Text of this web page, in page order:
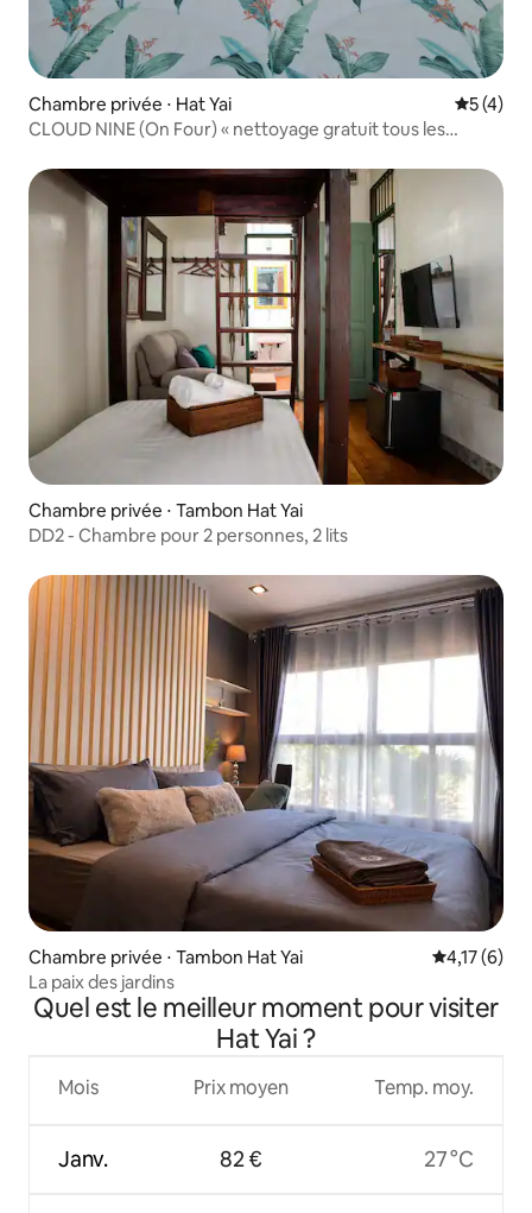
Chambre privée ⋅ Hat Yai
5 (4)
CLOUD NINE (On Four) « nettoyage gratuit tous les
Chambre privée ⋅ Tambon Hat Yai
DD2 - Chambre pour 2 personnes, 2 lits
Chambre privée ⋅ Tambon Hat Yai Évaluation
4,17 (6)
La paix des jardins
Quel est le meilleur moment pour visiter
Hat Yai ?
Mois
Janv.
Prix moyen
82 €
Temp. moy.
27 °C